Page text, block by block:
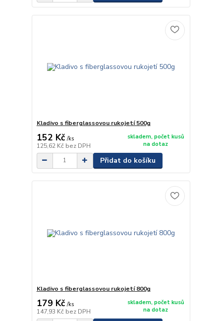
Kladivo s fiberglassovou rukojetí 500g
152 Kč /ks
125,62 Kč bez DPH
skladem, počet kusů
na dotaz
Přidat do košíku
Kladivo s fiberglassovou rukojetí 800g
179 Kč /ks
147,93 Kč bez DPH
skladem, počet kusů
na dotaz